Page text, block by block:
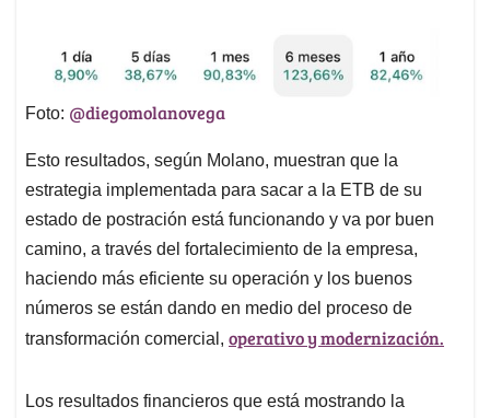
Foto: @diegomolanovega
Esto resultados, según Molano, muestran que la
estrategia implementada para sacar a la ETB de su
estado de postración está funcionando y va por buen
camino, a través del fortalecimiento de la empresa,
haciendo más eficiente su operación y los buenos
números se están dando en medio del proceso de
transformación comercial, operativo y modernización.
Los resultados financieros que está mostrando la